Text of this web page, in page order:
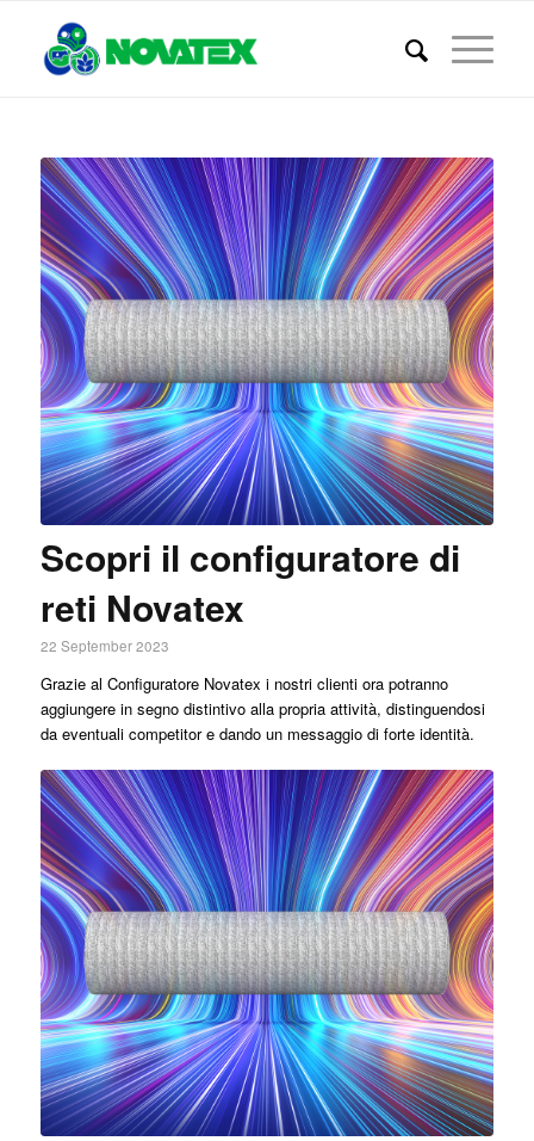
Scopri il configuratore di
reti Novatex
22 September 2023
Grazie al Configuratore Novatex i nostri clienti ora potranno
aggiungere in segno distintivo alla propria attività, distinguendosi
da eventuali competitor e dando un messaggio di forte identità.